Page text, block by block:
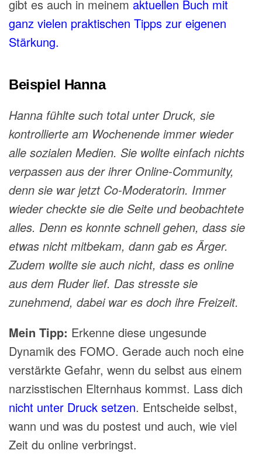
gibt es auch in meinem aktuellen Buch mit
ganz vielen praktischen Tipps zur eigenen
Stärkung.
Beispiel Hanna
Hanna fühlte such total unter Druck, sie
kontrollierte am Wochenende immer wieder
alle sozialen Medien. Sie wollte einfach nichts
verpassen aus der ihrer Online-Community,
denn sie war jetzt Co-Moderatorin. Immer
wieder checkte sie die Seite und beobachtete
alles. Denn es konnte schnell gehen, dass sie
etwas nicht mitbekam, dann gab es Ärger.
Zudem wollte sie auch nicht, dass es online
aus dem Ruder lief. Das stresste sie
zunehmend, dabei war es doch ihre Freizeit.
Mein Tipp: Erkenne diese ungesunde
Dynamik des FOMO. Gerade auch noch eine
verstärkte Gefahr, wenn du selbst aus einem
narzisstischen Elternhaus kommst. Lass dich
nicht unter Druck setzen. Entscheide selbst,
wann und was du postest und auch, wie viel
Zeit du online verbringst.